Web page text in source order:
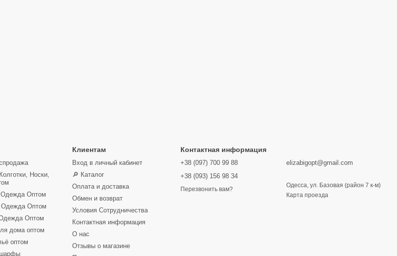
Носки,
Оптом
Одежда Оптом
Оптом
дома оптом
оптом
Клиентам
Вход в личный кабинет
🔎 Каталог
Оплата и доставка
Обмен и возврат
Условия Сотрудничества
Контактная информация
О нас
Отзывы о магазине
Контактная информация
+38 (097) 700 99 88
+38 (093) 156 98 34
Перезвонить вам?
elizabigopt@gmail.com
Одесса, ул. Базовая (район 7 к-м)
Карта проезда